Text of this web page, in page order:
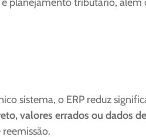
sistema, o ERP reduz
valores errados ou dados